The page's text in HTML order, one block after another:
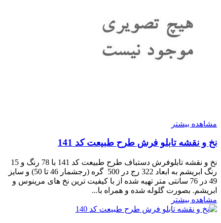
مشاهده بیشتر
نخ و نقشه تابلو فرش طرح طبیعت کد 141
نخ و نقشه تابلوفرش دستباف طرح طبیعت کد 141 با 78 رنگ و 15
رنگ ابریشم به ابعاد 322 رج در 500 گره (رجشمار 46 تا 50) و سایز
49 در 76 سانتی متر تهیه شده از با کیفیت ترین نخ های مرینوس و
ابریشم. بصورت گلوله شده و همراه با...
مشاهده بیشتر